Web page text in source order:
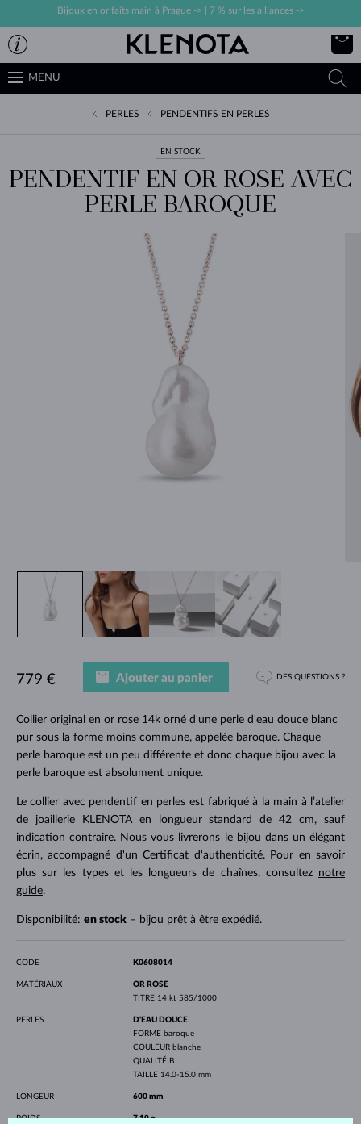
Bijoux en or faits main à Prague -> 7 % sur les alliances ->
MENU
PERLES PENDENTIFS EN PERLES
EN STOCK
PENDENTIF EN OR ROSE AVEC
PERLE BAROQUE
Collier original en or rose 14k orné d'une perle d'eau douce blanc
pur sous la forme moins commune, appelée baroque. Chaque
perle baroque est un peu différente et donc chaque bijou avec la
perle baroque est absolument unique.
Le collier avec pendentif en perles est fabriqué à la main à l’atelier
de joaillerie KLENOTA en longueur standard de 42 cm, sauf
indication contraire. Nous vous livrerons le bijou dans un élégant
écrin, accompagné d'un Certificat d'authenticité. Pour en savoir
plus sur les types et les longueurs de chaînes, consultez notre
guide.
Disponibilité: en stock– bijou prêt à être expédié.
779 € Ajouter au panier DES QUESTIONS ?
CODE K0608014
MATÉRIAUX
OR ROSE
TITRE 14 kt 585/1000
PERLES
D'EAU DOUCE
FORME baroque
COULEUR blanche
QUALITÉ B
TAILLE 14.0-15.0 mm
LONGEUR 600 mm
POIDS 7.10 g